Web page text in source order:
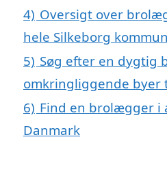
4) Oversigt over
hele Silkeborg
5) Søg efter en dygtig
omkringliggende byer
6) Find en brolægger i
Danmark